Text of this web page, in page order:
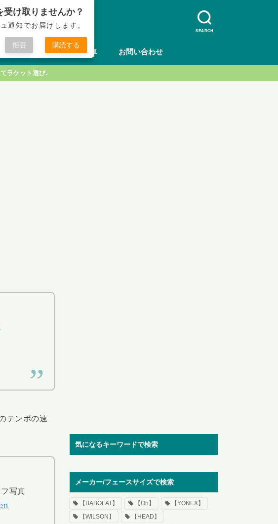
SEARCH
記
テニス練習方法 車 お問い合わせ
ラケット選び♩
テンポの速
写真
気になるキーワードで検索
メーカー/フェースサイズで検索
【BABOLAT】 【On】
【YONEX】
【WILSON】
【HEAD】
け取りませんか？
通知でお届けします。
拒否 購読する